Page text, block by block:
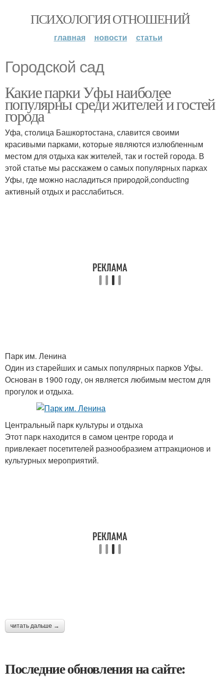
ПСИХОЛОГИЯ ОТНОШЕНИЙ
главная новости статьи
Городской сад
Какие парки Уфы наиболее
популярны среди жителей и гостей
города
Уфа, столица Башкортостана, славится своими
красивыми парками, которые являются излюбленным
местом для отдыха как жителей, так и гостей города. В
этой статье мы расскажем о самых популярных парках
Уфы, где можно насладиться природой,conducting
активный отдых и расслабиться.
Парк им. Ленина
Один из старейших и самых популярных парков Уфы.
Основан в 1900 году, он является любимым местом для
прогулок и отдыха.
Центральный парк культуры и отдыха
Этот парк находится в самом центре города и
привлекает посетителей разнообразием аттракционов и
культурных мероприятий.
читать дальше →
Последние обновления на сайте: